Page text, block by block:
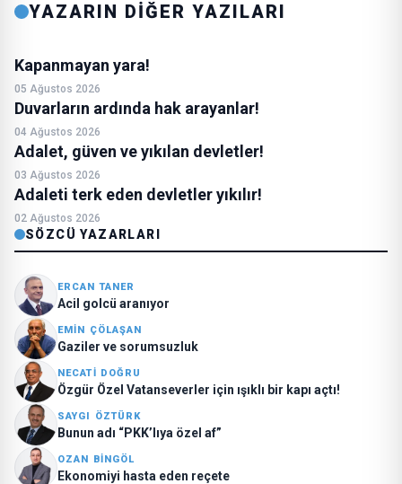
YAZARIN DİĞER YAZILARI
Kapanmayan yara!
05 Ağustos 2026
Duvarların ardında hak arayanlar!
04 Ağustos 2026
Adalet, güven ve yıkılan devletler!
03 Ağustos 2026
Adaleti terk eden devletler yıkılır!
02 Ağustos 2026
SÖZCÜ YAZARLARI
ERCAN TANER
Acil golcü aranıyor
EMIN ÇÖLAŞAN
Gaziler ve sorumsuzluk
NECATI DOĞRU
Özgür Özel Vatanseverler için ışıklı bir kapı açtı!
SAYGI ÖZTÜRK
Bunun adı “PKK’lıya özel af”
OZAN BINGÖL
Ekonomiyi hasta eden reçete